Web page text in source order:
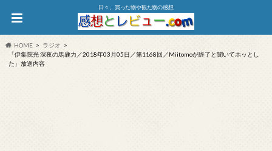
日々、買った物や観た物の感想
HOME
ラジオ
「伊集院光 深夜の馬鹿力／2018年03月05日／第1168回／Miitomoが終了と聞いてホッとし
た」放送内容